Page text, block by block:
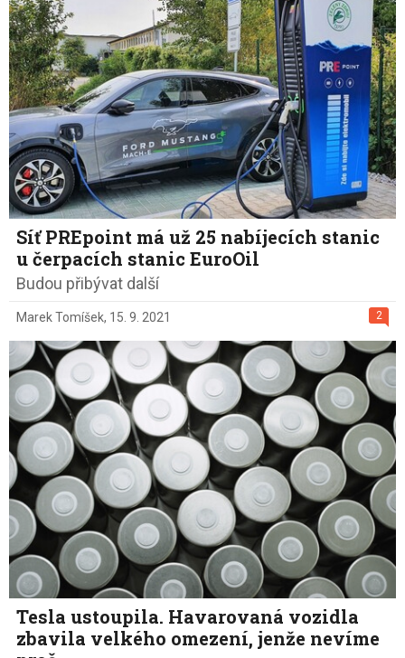
Síť PREpoint má už 25 nabíjecích stanic
u čerpacích stanic EuroOil
Budou přibývat další
2
Marek Tomíšek, 15. 9. 2021
Tesla ustoupila. Havarovaná vozidla
zbavila velkého omezení, jenže nevíme